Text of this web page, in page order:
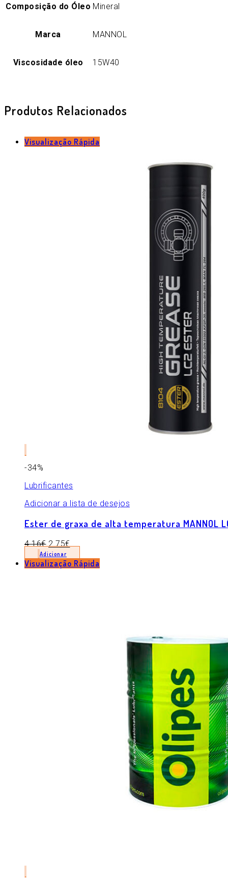
Composição do Óleo Mineral
Marca MANNOL
Viscosidade óleo 15W40
Produtos Relacionados
Visualização Rápida
-34%
Lubrificantes
Adicionar a lista de desejos
Ester de graxa de alta temperatura MANNOL
4.16€ 2.75€
Adicionar
Visualização Rápida